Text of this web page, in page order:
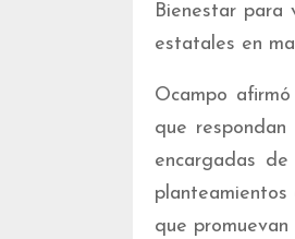
Bienestar para
estatales en
Ocampo
que
encargadas
planteamientos
que